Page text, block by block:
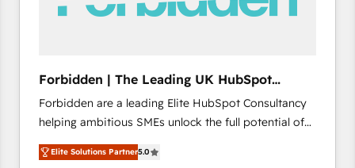
across offices and consulting teams in the UK, USA,
international offices and 175+ employees.
Forbidden | The Leading UK HubSpot
Consultancy
Forbidden are a leading Elite HubSpot Consultancy
helping ambitious SMEs unlock the full potential of
HubSpot. Too many businesses invest in HubSpot
but never see the ROI they expected due to poor
Elite Solutions Partner5.0